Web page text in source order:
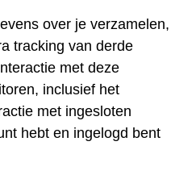
over je verzamelen,
tracking van derde
met deze
inclusief het
met ingesloten
hebt en ingelogd bent